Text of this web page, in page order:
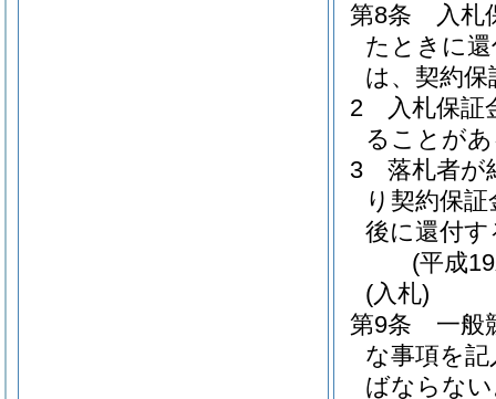
第8条
入札
たときに
は、契約
2
入札保
ることが
3
落札者が
り契約保
後に還付す
(平成
(入札)
第9条
一般
な事項を
ばならな